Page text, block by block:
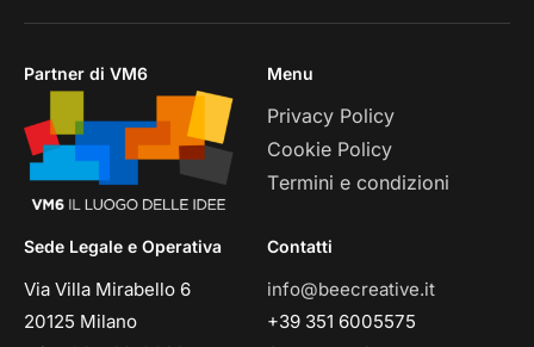
Partner di VM6 Menu
Privacy Policy
Cookie Policy
Termini e condizioni
Sede Legale e Operativa
Via Villa Mirabello 6
20125 Milano
Contatti
info@beecreative.it
+39 351 6005575